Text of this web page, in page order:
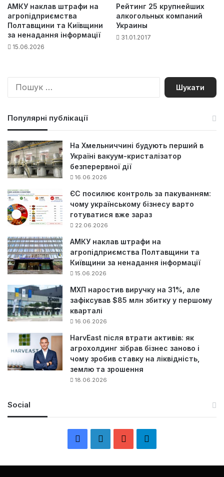
АМКУ наклав штрафи на
агропідприємства
Полтавщини та Київщини
за ненадання інформації
15.06.2026
Рейтинг 25 крупнейших
алкогольных компаний
Украины
31.01.2017
П
Популярні публікації
На Хмельниччині будують перший в
Україні вакуум-кристалізатор
безперервної дії
16.06.2026
ЄС посилює контроль за пакуванням:
чому українському бізнесу варто
готуватися вже зараз
22.06.2026
АМКУ наклав штрафи на
агропідприємства Полтавщини та
Київщини за ненадання інформації
15.06.2026
МХП наростив виручку на 31%, але
зафіксував $85 млн збитку у першому
кварталі
16.06.2026
HarvEast після втрати активів: як
агрохолдинг зібрав бізнес заново і
чому зробив ставку на ліквідність,
землю та зрошення
18.06.2026
Social